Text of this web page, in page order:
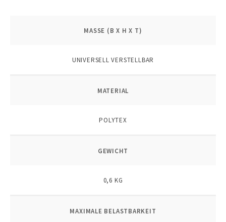
MASSE (B X H X T)
UNIVERSELL VERSTELLBAR
MATERIAL
POLYTEX
GEWICHT
0,6 KG
MAXIMALE BELASTBARKEIT